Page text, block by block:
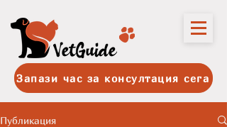
Запази час за консултация сега
Публикация